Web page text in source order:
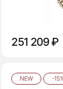
251 209 ₽
NEW -